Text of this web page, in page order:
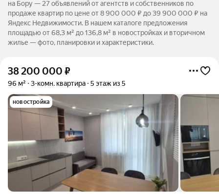
на Бору — 27 объявлений от агентств и собственников по
продаже квартир по цене от 8 900 000 ₽ до 39 900 000 ₽ на
Яндекс Недвижимости. В нашем каталоге предложения
площадью от 68,3 м² до 136,8 м² в новостройках и вторичном
жилье — фото, планировки и характеристики.
38 200 000 ₽
96 м² 3-комн. квартира 5 этаж из 5
новостройка